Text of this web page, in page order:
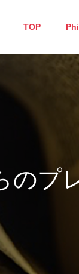
TOP
ゼント